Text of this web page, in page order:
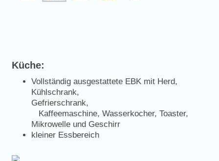
Küche:
Vollständig ausgestattete EBK mit Herd,
Kühlschrank,
Gefrierschrank,
Kaffeemaschine, Wasserkocher, Toaster,
Mikrowelle und Geschirr
kleiner Essbereich